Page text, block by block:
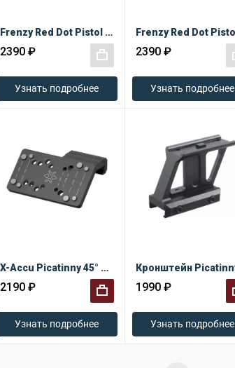
Frenzy Red Dot Pistol G17 MOJ Footprint
2390 ₽
Узнать подробнее
2390 ₽
Узнать подробнее
X-Accu Picatinny 45° для коллиматора со смещением 45°
2190 ₽
Узнать подробнее
1990 ₽
Узнать подробнее